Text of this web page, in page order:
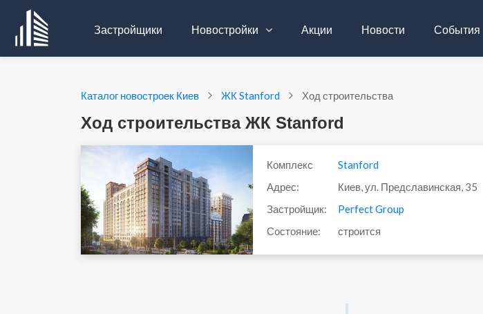
Застройщики Новостройки Акции Новости События
Каталог новостроек Киев ЖК Stanford Ход строительства
Ход строительства ЖК Stanford
Комплекс
Stanford
Адрес:
Киев, ул. Предславинская, 35
Застройщик:
Perfect Group
Состояние:
строится